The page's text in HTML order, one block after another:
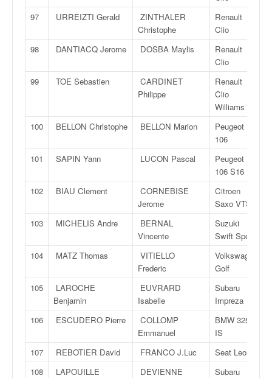
97
URREIZTI Gerald
ZINTHALER
Christophe
Renault
Clio
98 DANTIACQ Jerome DOSBA Maylis
Renault
Clio
99 TOE Sebastien
CARDINET
Philippe
Renault
Clio
Williams
100 BELLON Christophe BELLON Marion
Peugeot
106
101 SAPIN Yann LUCON Pascal
Peugeot
106 S16
102 BIAU Clement
CORNEBISE
Jerome
Citroen
Saxo VTS
103 MICHELIS Andre
BERNAL
Vincente
Suzuki
Swift Sport
104 MATZ Thomas
VITIELLO
Frederic
Volkswagen
Golf
105
LAROCHE
Benjamin
EUVRARD
Isabelle
Subaru
Impreza
106 ESCUDERO Pierre
COLLOMP
Emmanuel
BMW 325
IS
107 REBOTIER David FRANCO J.Luc Seat Leon
108
LAPOUILLE
DEVIENNE
Subaru